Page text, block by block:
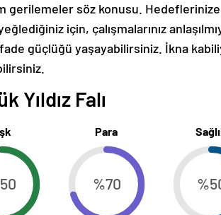
gerilemeler söz konusu.
için, çalışmalarınız
güçlüğü yaşayabilirsiniz. İkna
Yıldız Falı
Para
%70